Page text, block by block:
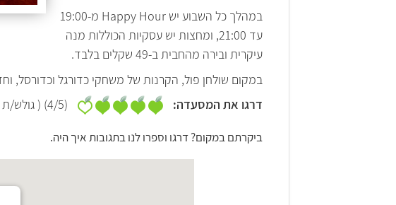
במהלך כל השבוע יש Happy Hour מ-19:00
עד 21:00, ומחצות יש עסקיות הכוללות מנה
עיקרית ובירה מהחבית ב-49 שקלים בלבד.
במקום שולחן פול, הקרנות של משחקי כדורגל וכדורסל, וחדר
דרגו את המסעדה:
(
4/5) ( גולש/ת
ביקרתם במקום? דרגו וספרו לנו בתגובות איך היה.